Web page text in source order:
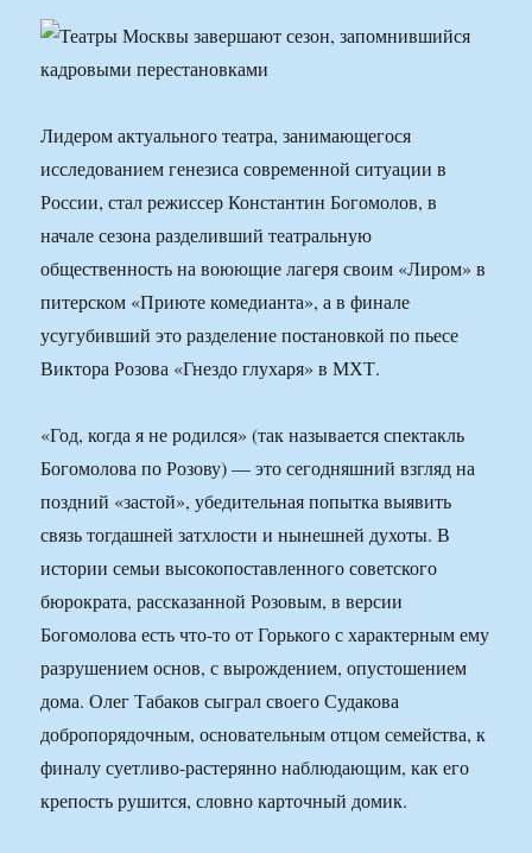
Лидером актуального театра, занимающегося
исследованием генезиса современной ситуации в
России, стал режиссер Константин Богомолов, в
начале сезона разделивший театральную
общественность на воюющие лагеря своим «Лиром» в
питерском «Приюте комедианта», а в финале
усугубивший это разделение постановкой по пьесе
Виктора Розова «Гнездо глухаря» в МХТ.
«Год, когда я не родился» (так называется спектакль
Богомолова по Розову) — это сегодняшний взгляд на
поздний «застой», убедительная попытка выявить
связь тогдашней затхлости и нынешней духоты. В
истории семьи высокопоставленного советского
бюрократа, рассказанной Розовым, в версии
Богомолова есть что-то от Горького с характерным ему
разрушением основ, с вырождением, опустошением
дома. Олег Табаков сыграл своего Судакова
добропорядочным, основательным отцом семейства, к
финалу суетливо-растерянно наблюдающим, как его
крепость рушится, словно карточный домик.